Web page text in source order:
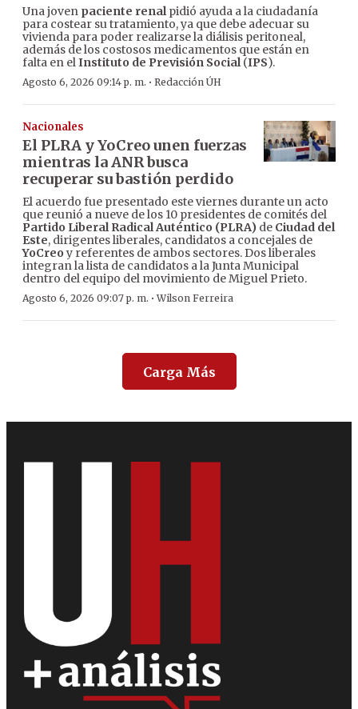
Una joven paciente renalpidió ayuda a la ciudadanía
para costear su tratamiento, ya que debe adecuar su
vivienda para poder realizarse la diálisis peritoneal,
además de los costosos medicamentos que están en
falta en elInstituto de Previsión Social(IPS).
Agosto 6, 2026 09:14 p. m. · Redacción ÚH
Nacionales
El PLRA y YoCreo unen fuerzas
mientras la ANR busca
recuperar su bastión perdido
El acuerdo fue presentado este viernes durante un acto
que reunió a nueve de los 10 presidentes de comités del
Partido Liberal Radical Auténtico (PLRA) de Ciudad del
Este, dirigentes liberales, candidatos a concejales de
YoCreo y referentes de ambos sectores. Dos liberales
integran la lista de candidatos a la Junta Municipal
dentro del equipo del movimiento de Miguel Prieto.
Agosto 6, 2026 09:07 p. m. ·Wilson Ferreira
Carga Más